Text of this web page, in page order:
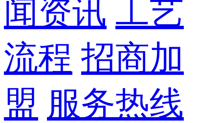
闻资讯 工艺
流程 招商加
盟 服务热线